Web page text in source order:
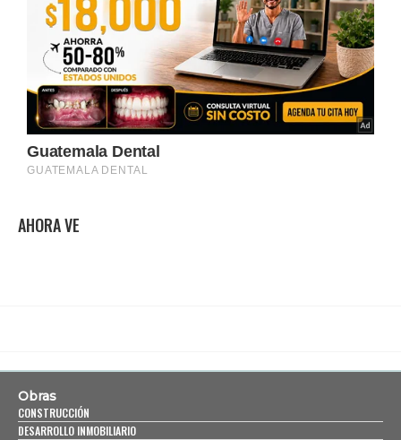
AHORA VE
Obras
CONSTRUCCIÓN
DESARROLLO INMOBILIARIO